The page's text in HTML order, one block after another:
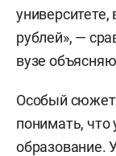
рублей», —
вузе
Особый сюжет
понимать, что
образование.